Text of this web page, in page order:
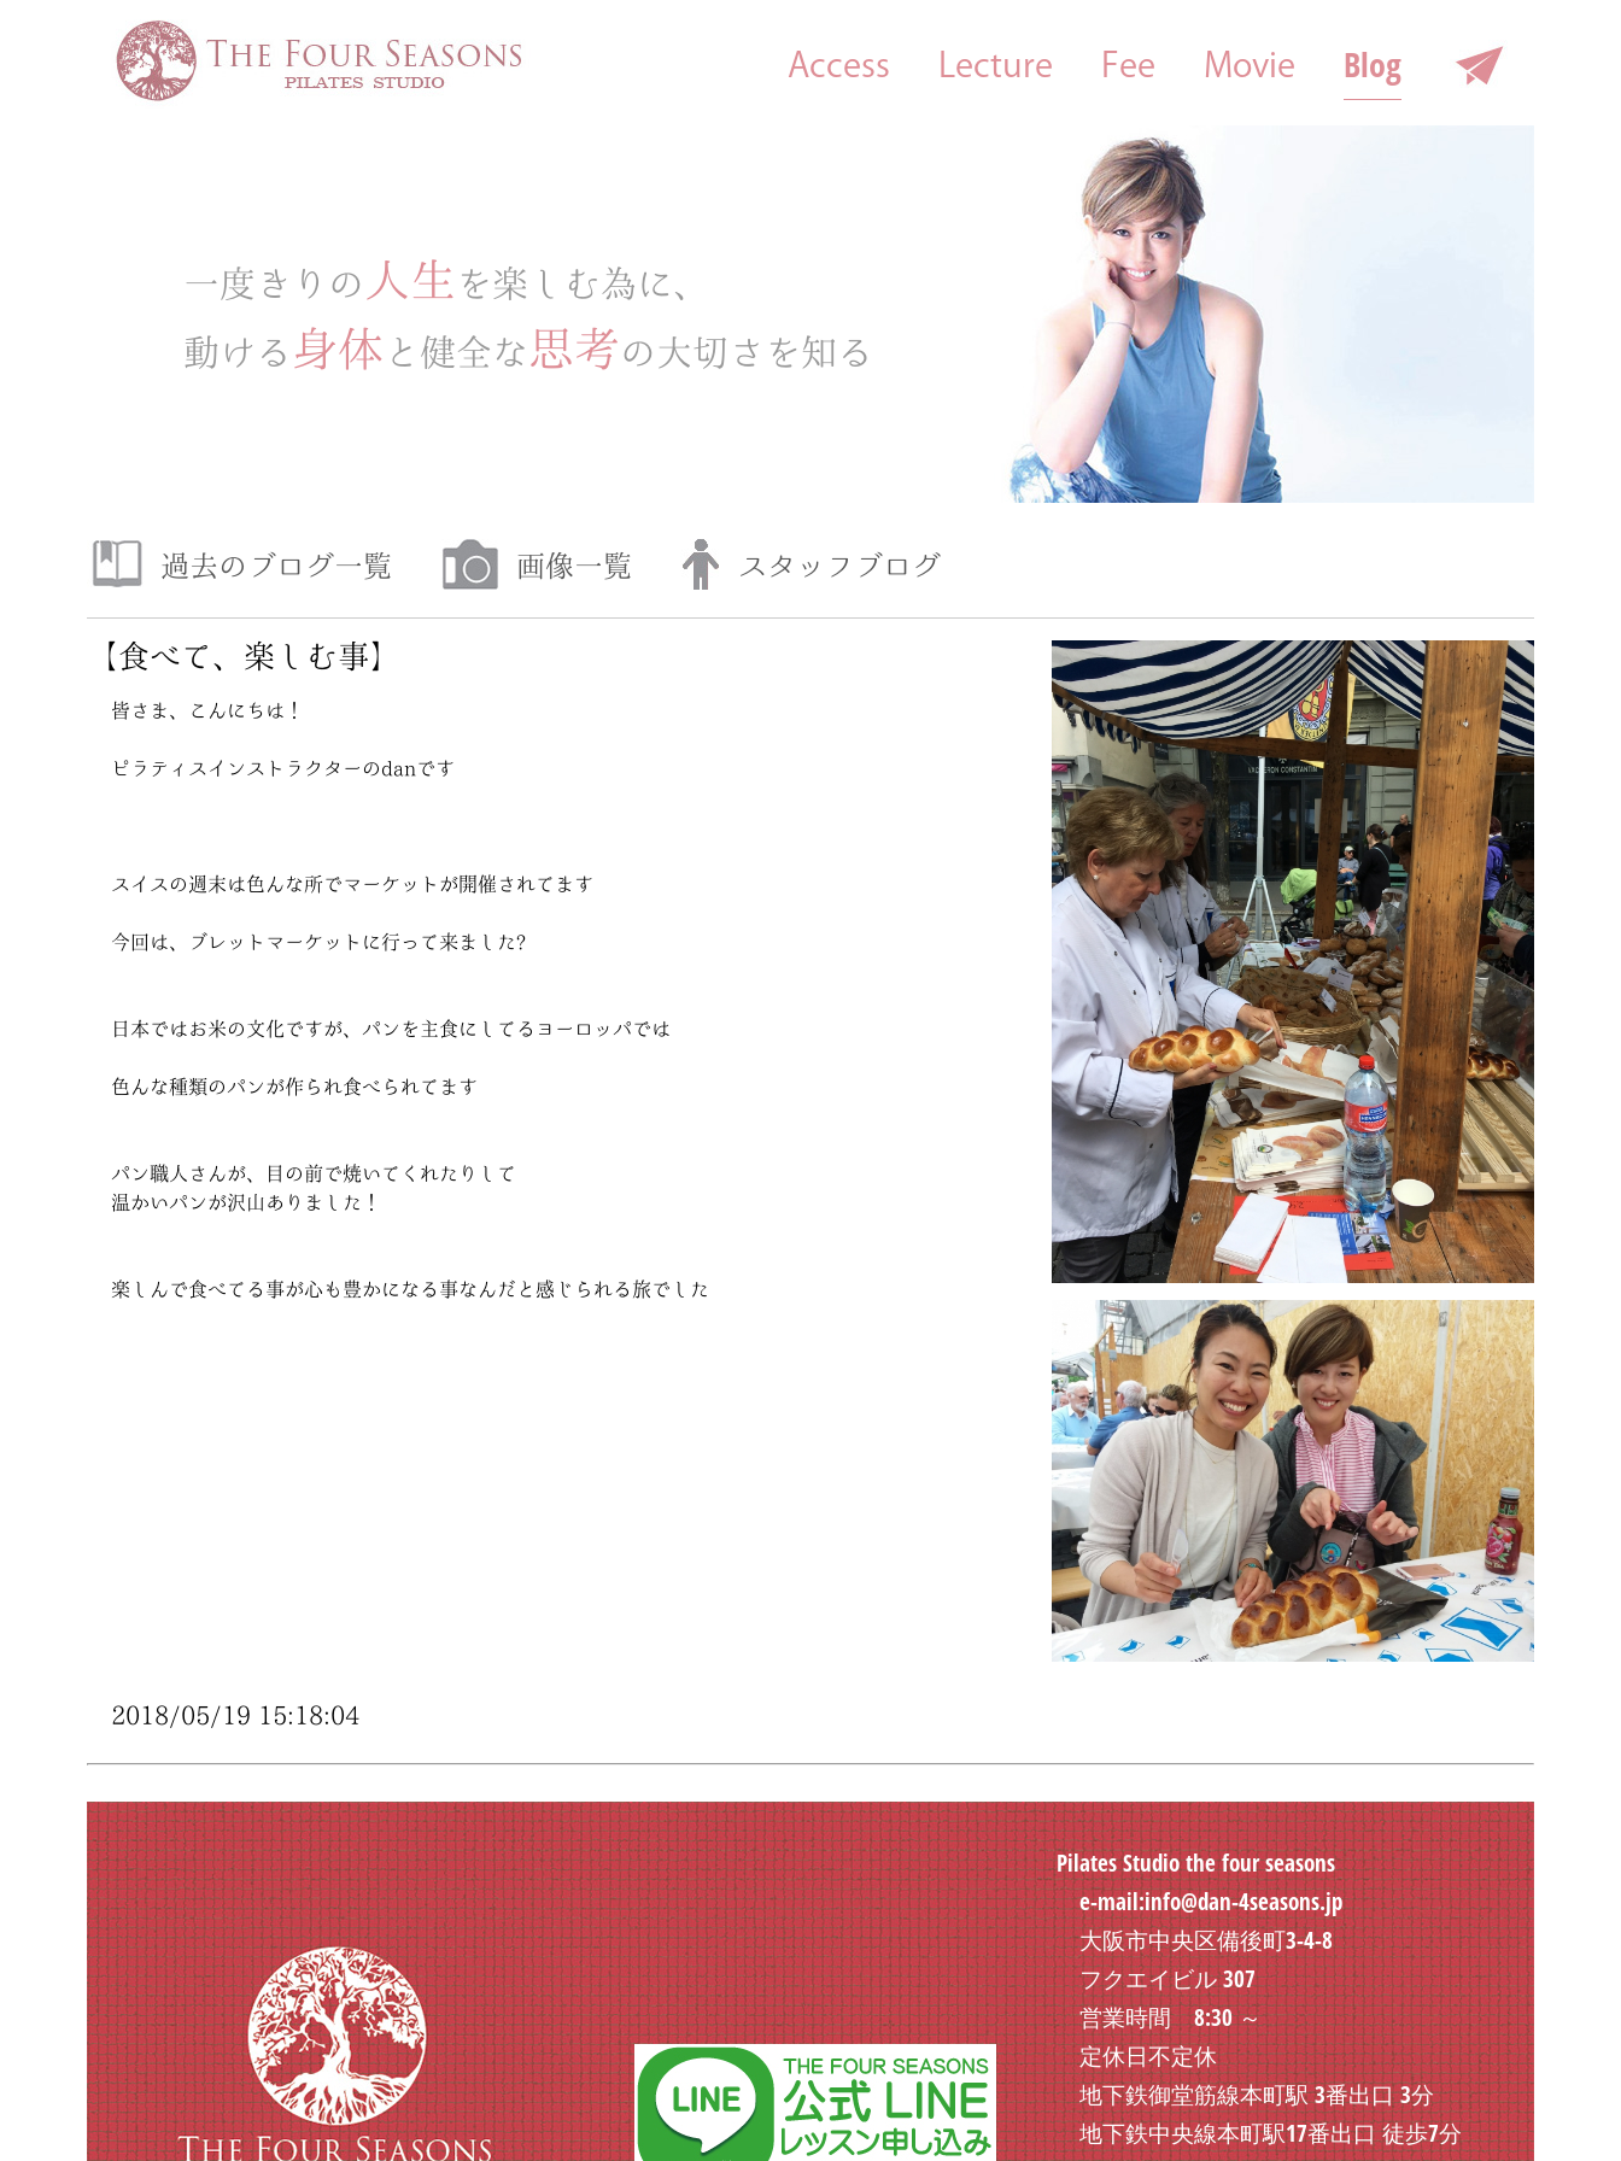
Access Lecture Fee Movie Blog
一度きりの 人生 を楽しむ為に、
動ける 身体 と健全な 思考の大切さを知る
過去のブログ一覧 画像一覧 スタッフブログ
【食べて、楽しむ事】
皆さま、こんにちは！
ピラティスインストラクターのdanです
スイスの週末は色んな所でマーケットが開催されてます
今回は、ブレットマーケットに行って来ました?
日本ではお米の文化ですが、パンを主食にしてるヨーロッパでは
色んな種類のパンが作られ食べられてます
パン職人さんが、目の前で焼いてくれたりして
温かいパンが沢山ありました！
楽しんで食べてる事が心も豊かになる事なんだと感じられる旅でした
2018/05/19 15:18:04
Pilates Studio the four seasons
e-mail:info@dan-4seasons.jp
大阪市中央区備後町3-4-8
フクエイビル 307
営業時間 8:30 ～
定休日不定休
地下鉄御堂筋線本町駅 3番出口 3分
地下鉄中央線本町駅17番出口 徒歩7分